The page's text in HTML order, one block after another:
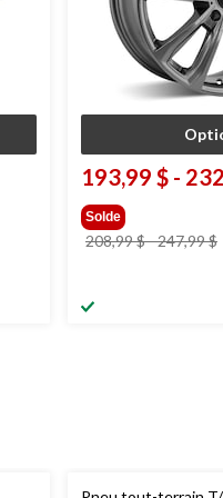
193,99 $ -
Solde
208,99 $-247,99 $